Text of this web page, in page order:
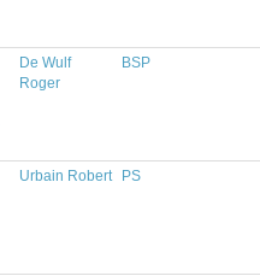
De Wulf
Roger
BSP
Urbain Robert PS